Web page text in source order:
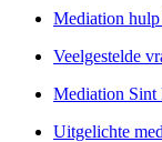
Mediation
Veelgestelde
Mediation Sint
Uitgelichte